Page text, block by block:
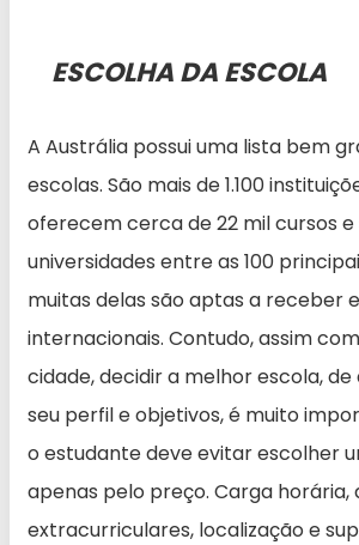
ESCOLHA DA ESCOLA
A Austrália possui uma lista bem
escolas. São mais de 1.100
oferecem cerca de 22 mil cursos
universidades entre as 100
muitas delas são aptas a receber
internacionais. Contudo, assim
cidade, decidir a melhor escola,
seu perfil e objetivos, é muito
o estudante deve evitar escolher
apenas pelo preço. Carga horária,
extracurriculares, localização e